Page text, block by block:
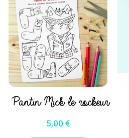
Pantin Mick le rockeur
5,00 €